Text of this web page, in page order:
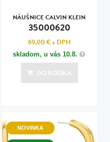
NÁUŠNICE CALVIN KLEIN
35000620
69,00 €s DPH
skladom, u vás 10.8.
DO KOŠÍKA
NOVINKA